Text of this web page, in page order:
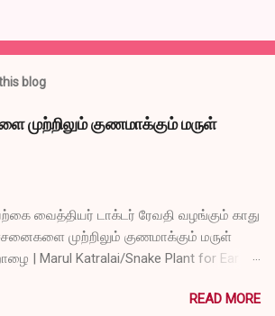
blog
முற்றிலும் குணமாக்கும் மருள்
வைத்தியர் டாக்டர் ரேவதி வழங்கும் காது
முற்றிலும் குணமாக்கும் மருள்
| Marul Katralai/Snake Plant for Ear
READ MORE